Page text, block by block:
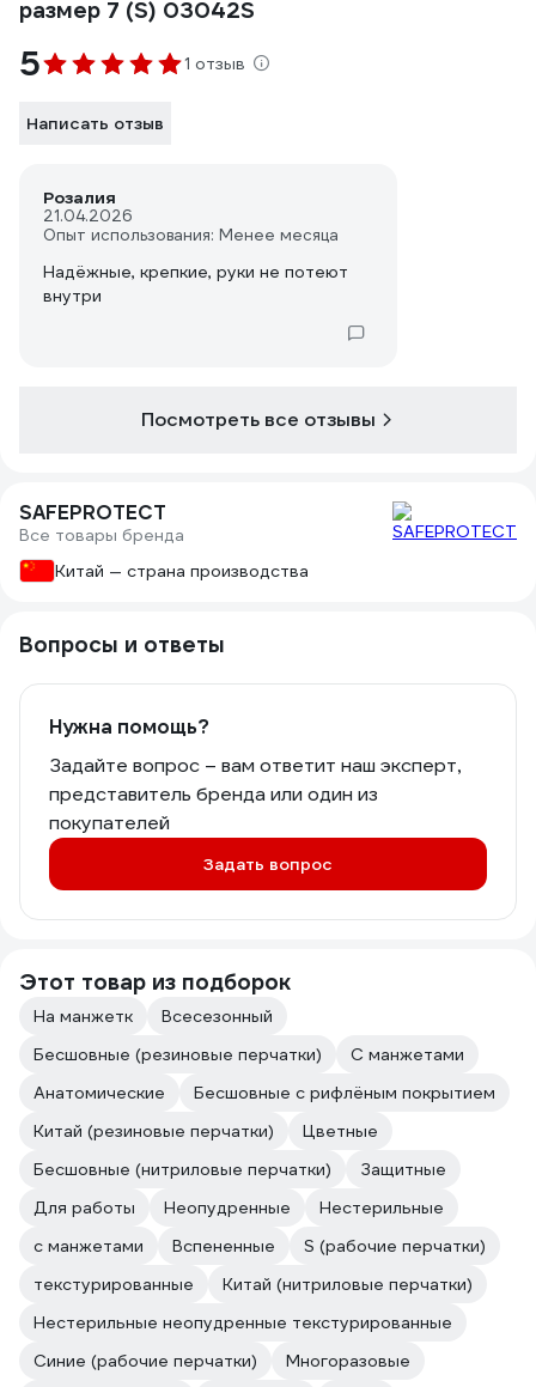
размер 7 (S) 03042S
5 1 отзыв
Написать отзыв
Розалия
21.04.2026
Опыт использования: Менее месяца
Надёжные, крепкие, руки не потеют
внутри
Посмотреть все отзывы
SAFEPROTECT
Все товары бренда
Китай — страна производства
Вопросы и ответы
Нужна помощь?
Задайте вопрос – вам ответит наш эксперт,
представитель бренда или один из
покупателей
Задать вопрос
Этот товар из подборок
На манжетк
Всесезонный
Бесшовные (резиновые перчатки)
С манжетами
Анатомические
Бесшовные с рифлёным покрытием
Китай (резиновые перчатки)
Цветные
Бесшовные (нитриловые перчатки)
Защитные
Для работы
Неопудренные
Нестерильные
с манжетами
Вспененные
S (рабочие перчатки)
текстурированные
Китай (нитриловые перчатки)
Нестерильные неопудренные текстурированные
Синие (рабочие перчатки)
Многоразовые